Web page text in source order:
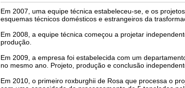
Em 2007, uma equipe técnica estabeleceu-se, e os
esquemas técnicos domésticos e estrangeiros da
Em 2008, a equipe técnica começou a projetar
produção.
Em 2009, a empresa foi estabelecida com um
no mesmo ano. Projeto, produção e conclusão
Em 2010, o primeiro roxburghii de Rosa que processa o